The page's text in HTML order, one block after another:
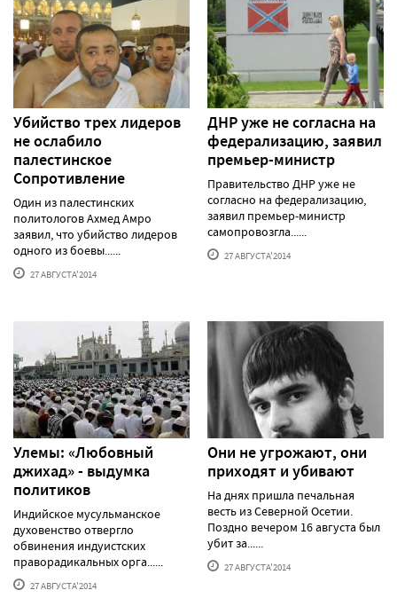
Убийство трех лидеров
не ослабило
палестинское
Сопротивление
Один из палестинских
политологов Ахмед Амро
заявил, что убийство лидеров
одного из боевы......
27 АВГУСТА'2014
ДНР уже не согласна на
федерализацию, заявил
премьер-министр
Правительство ДНР уже не
согласно на федерализацию,
заявил премьер-министр
самопровозгла......
27 АВГУСТА'2014
Улемы: «Любовный
джихад» - выдумка
политиков
Индийское мусульманское
духовенство отвергло
обвинения индуистских
праворадикальных орга......
27 АВГУСТА'2014
Они не угрожают, они
приходят и убивают
На днях пришла печальная
весть из Северной Осетии.
Поздно вечером 16 августа был
убит за......
27 АВГУСТА'2014